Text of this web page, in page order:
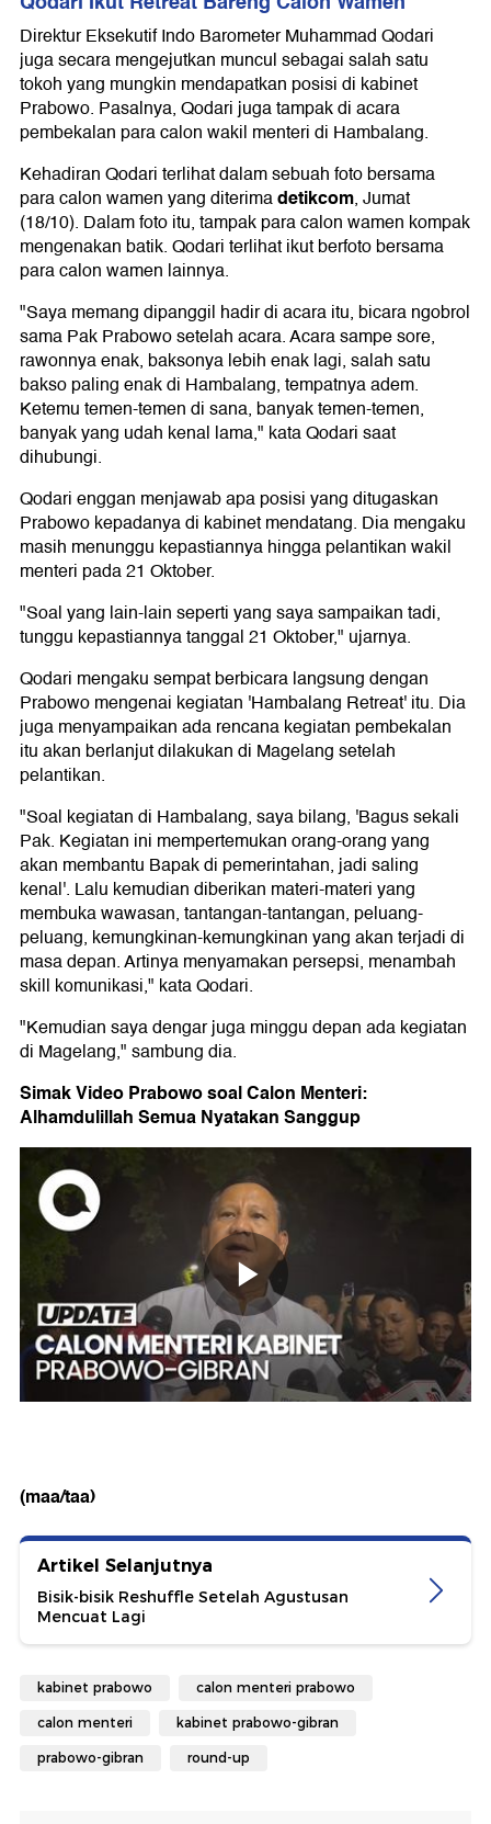
Direktur Eksekutif Indo Barometer Muhammad Qodari
juga secara mengejutkan muncul sebagai salah satu
tokoh yang mungkin mendapatkan posisi di kabinet
Prabowo. Pasalnya, Qodari juga tampak di acara
pembekalan para calon wakil menteri di Hambalang.
Kehadiran Qodari terlihat dalam sebuah foto bersama
para calon wamen yang diterimadetikcom, Jumat
(18/10). Dalam foto itu, tampak para calon wamen kompak
mengenakan batik. Qodari terlihat ikut berfoto bersama
para calon wamen lainnya.
"Saya memang dipanggil hadir di acara itu, bicara ngobrol
sama Pak Prabowo setelah acara. Acara sampe sore,
rawonnya enak, baksonya lebih enak lagi, salah satu
bakso paling enak di Hambalang, tempatnya adem.
Ketemu temen-temen di sana, banyak temen-temen,
banyak yang udah kenal lama," kata Qodari saat
dihubungi.
Qodari enggan menjawab apa posisi yang ditugaskan
Prabowo kepadanya di kabinet mendatang. Dia mengaku
masih menunggu kepastiannya hingga pelantikan wakil
menteri pada 21 Oktober.
"Soal yang lain-lain seperti yang saya sampaikan tadi,
tunggu kepastiannya tanggal 21 Oktober," ujarnya.
Qodari mengaku sempat berbicara langsung dengan
Prabowo mengenai kegiatan 'Hambalang Retreat' itu. Dia
juga menyampaikan ada rencana kegiatan pembekalan
itu akan berlanjut dilakukan di Magelang setelah
pelantikan.
"Soal kegiatan di Hambalang, saya bilang, 'Bagus sekali
Pak. Kegiatan ini mempertemukan orang-orang yang
akan membantu Bapak di pemerintahan, jadi saling
kenal'. Lalu kemudian diberikan materi-materi yang
membuka wawasan, tantangan-tantangan, peluang-
peluang, kemungkinan-kemungkinan yang akan terjadi di
masa depan. Artinya menyamakan persepsi, menambah
skill komunikasi," kata Qodari.
"Kemudian saya dengar juga minggu depan ada kegiatan
di Magelang," sambung dia.
Simak Video Prabowo soal Calon Menteri:
Alhamdulillah Semua Nyatakan Sanggup
(maa/taa)
Artikel Selanjutnya
Bisik-bisik Reshuffle Setelah Agustusan
Mencuat Lagi
kabinet prabowo calon menteri prabowo
calon menteri kabinet prabowo-gibran
prabowo-gibran round-up